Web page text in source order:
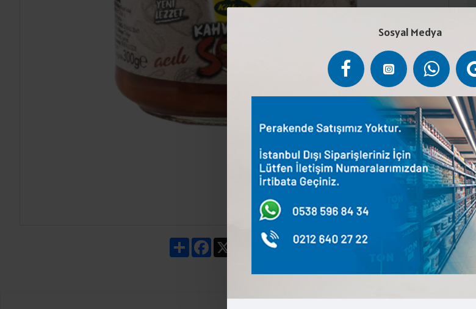
Sosyal Medya
ShareFacebook Pinterest
WhatsApp
Email